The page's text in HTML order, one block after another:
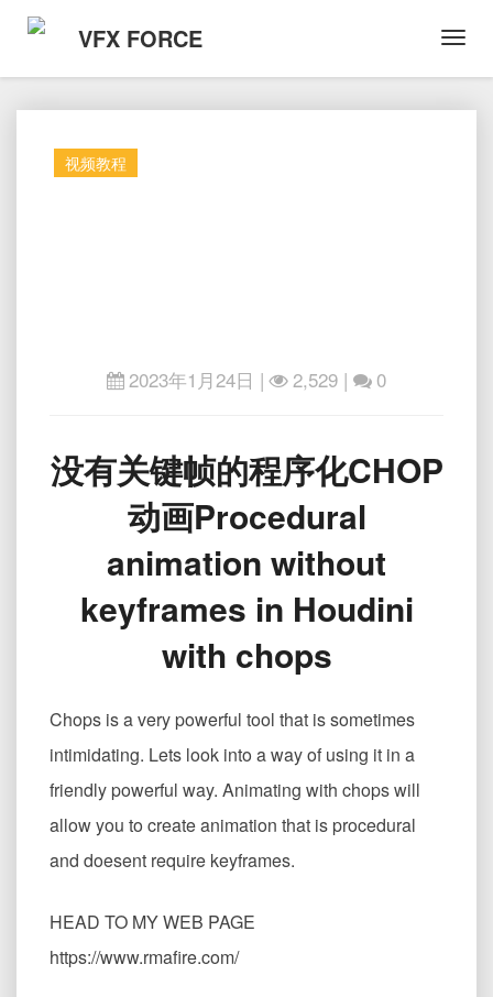
VFX FORCE
视频教程
2023年1月24日 | 2,529 | 0
没
有
关
键
帧
的
程
序
化
CHOP
画
Procedural
animation
without
keyframes
Houdini
chops
没有关键帧的程序化CHOP
动画Procedural
animation without
keyframes in Houdini
with chops
Chops is a very powerful tool that is sometimes
intimidating. Lets look into a way of using it in a
friendly powerful way. Animating with chops will
allow you to create animation that is procedural
and doesent require keyframes.
HEAD TO MY WEB PAGE
https://www.rmafire.com/